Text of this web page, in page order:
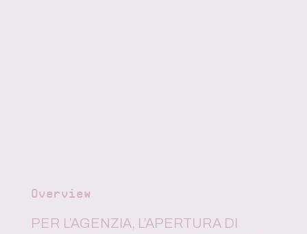
Overview
PER L’AGENZIA, L’APERTURA DI